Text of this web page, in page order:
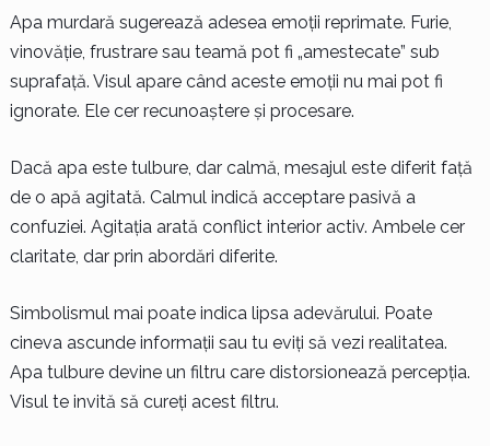
Apa murdară sugerează adesea emoții reprimate. Furie,
vinovăție, frustrare sau teamă pot fi „amestecate” sub
suprafață. Visul apare când aceste emoții nu mai pot fi
ignorate. Ele cer recunoaștere și procesare.
Dacă apa este tulbure, dar calmă, mesajul este diferit față
de o apă agitată. Calmul indică acceptare pasivă a
confuziei. Agitația arată conflict interior activ. Ambele cer
claritate, dar prin abordări diferite.
Simbolismul mai poate indica lipsa adevărului. Poate
cineva ascunde informații sau tu eviți să vezi realitatea.
Apa tulbure devine un filtru care distorsionează percepția.
Visul te invită să cureți acest filtru.